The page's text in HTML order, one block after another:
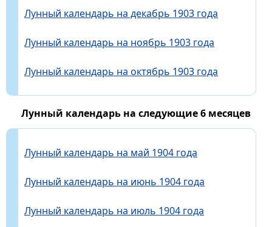
Лунный календарь на декабрь 1903 года
Лунный календарь на ноябрь 1903 года
Лунный календарь на октябрь 1903 года
Лунный календарь на следующие 6 месяцев
Лунный календарь на май 1904 года
Лунный календарь на июнь 1904 года
Лунный календарь на июль 1904 года